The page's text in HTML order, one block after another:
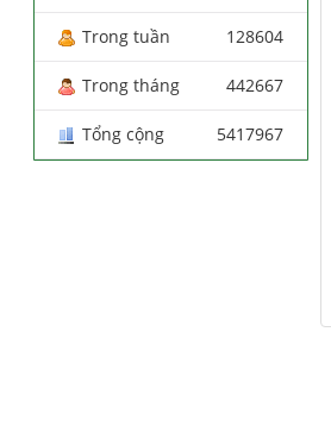
Trong tuần 128604
Trong tháng 442667
Tổng cộng 5417967